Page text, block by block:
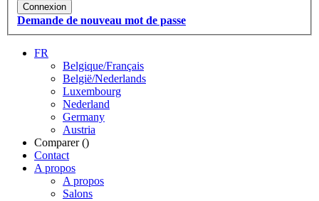
Connexion
Demande de nouveau mot de passe
FR
Belgique/Français
België/Nederlands
Luxembourg
Nederland
Germany
Austria
Comparer ()
Contact
A propos
A propos
Salons